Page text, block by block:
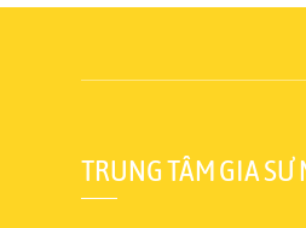
TRUNG TÂM GIA SƯ